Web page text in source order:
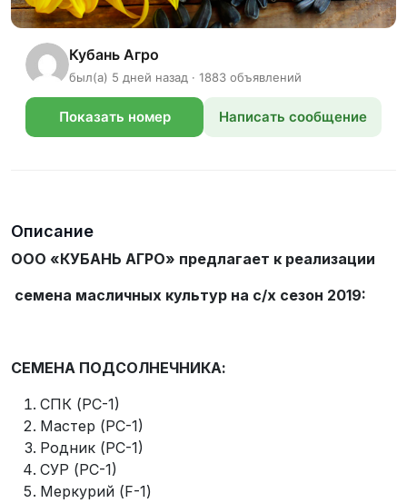
Кубань Агро
был(а) 5 дней назад · 1883 объявлений
Показать номер Написать сообщение
Описание
ООО «КУБАНЬ АГРО» предлагает к реализации
семена масличных культур на с/х сезон 2019:
СЕМЕНА ПОДСОЛНЕЧНИКА:
СПК (РС-1)
Мастер (РС-1)
Родник (РС-1)
СУР (РС-1)
Меркурий (F-1)